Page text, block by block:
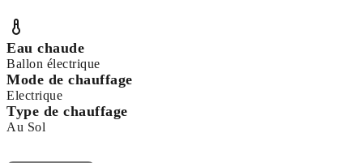
Eau chaude
Ballon électrique
Mode de chauffage
Electrique
Type de chauffage
Au Sol